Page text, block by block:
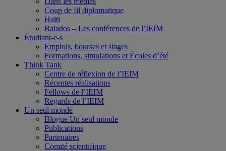
Coup de fil diplomatique
Haïti
Balados – Les conférences de l’IEIM
Étudiant-e-s
Emplois, bourses et stages
Formations, simulations et Écoles d’été
Think Tank
Centre de réflexion de l’IEIM
Récentes réalisations
Fellows de l’IEIM
Regards de l’IEIM
Un seul monde
Blogue Un seul monde
Publications
Partenaires
Comité scientifique